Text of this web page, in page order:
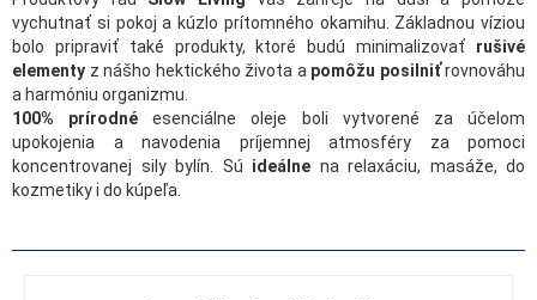
vychutnať si pokoj a kúzlo prítomného okamihu. Základnou víziou
bolo pripraviť také produkty, ktoré budú minimalizovať rušivé
elementy z nášho hektického života a pomôžu posilniťrovnováhu
a harmóniu organizmu.
100% prírodné esenciálne oleje boli vytvorené za účelom
upokojenia a navodenia príjemnej atmosféry za pomoci
koncentrovanej sily bylín. Sú ideálne na relaxáciu, masáže, do
kozmetiky i do kúpeľa.